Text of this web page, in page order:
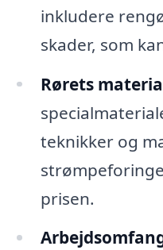
inkludere
skader, som
Rørets
teknikker og
prisen.